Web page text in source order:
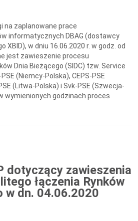
na zaplanowane prace
informatycznych DBAG (dostawcy
w dniu 16.06.2020 r. w godz. od
jest zawieszenie procesu
Dnia Bieżącego (SIDC) tzw. Service
(Niemcy-Polska), CEPS-PSE
(Litwa-Polska) i Svk-PSE (Szwecja-
wymienionych godzinach proces
dotyczący zawieszenia
łączenia Rynków
w dn. 04.06.2020